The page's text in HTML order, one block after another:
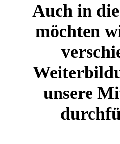
Auch in
möchten
unsere